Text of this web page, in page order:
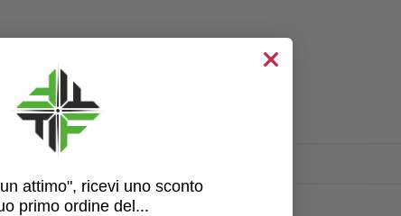
attimo", ricevi uno sconto
primo ordine del...